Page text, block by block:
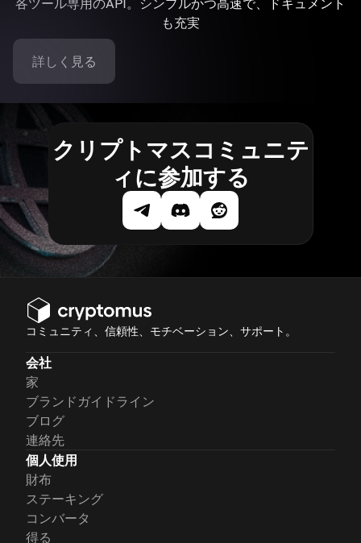
各ツール専用のAPI。シンプルかつ高速で、ドキュメント
も充実
詳しく見る
クリプトマスコミュニテ
ィに参加する
コミュニティ、信頼性、モチベーション、サポート。
会社
家
ブランドガイドライン
ブログ
連絡先
個人使用
財布
ステーキング
コンバータ
得る